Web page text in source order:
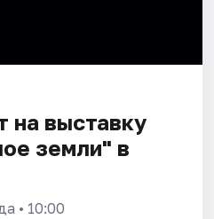
на выставку
земли" в
• 10:00